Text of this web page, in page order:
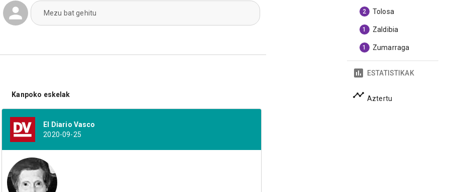
Mezu bat gehitu
Kanpoko eskelak
El Diario Vasco
2020-09-25
2 Tolosa
1 Zaldibia
1 Zumarraga
ESTATISTIKAK
Aztertu